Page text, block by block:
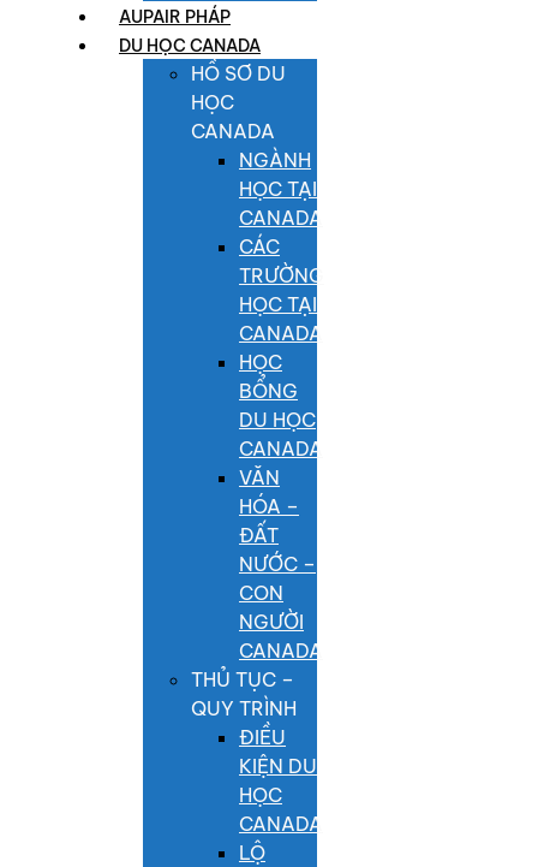
AUPAIR PHÁP
DU HỌC CANADA
HỒ SƠ DU
HỌC
CANADA
NGÀNH
HỌC TẠI
CANADA
CÁC
TRƯỜNG
HỌC TẠI
CANADA
HỌC
BỔNG
DU HỌC
CANADA
VĂN
HÓA –
ĐẤT
NƯỚC –
CON
NGƯỜI
CANADA
THỦ TỤC –
QUY TRÌNH
ĐIỀU
KIỆN DU
HỌC
CANADA
LỘ